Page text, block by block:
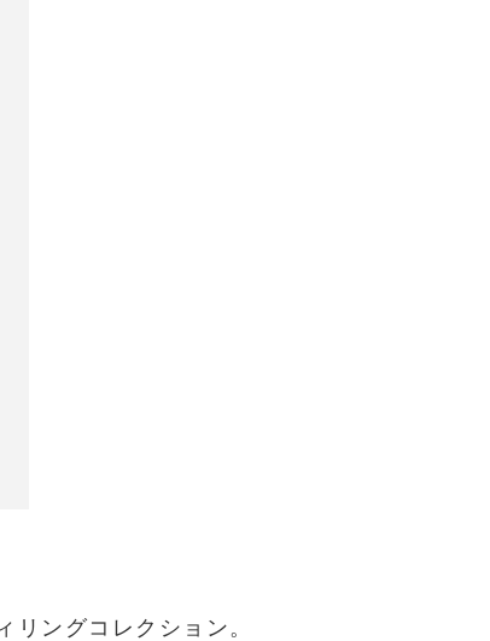
ングコレクション。